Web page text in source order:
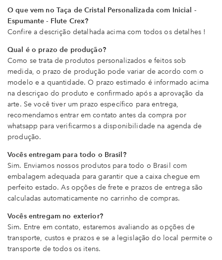
O que vem no Taça de Cristal Personalizada com Inicial -
Espumante - Flute Crex?
Confire a descrição detalhada acima com todos os detalhes !
Qual é o prazo de produção?
Como se trata de produtos personalizados e feitos sob
medida, o prazo de produção pode variar de acordo com o
modelo e a quantidade. O prazo estimado é informado acima
na descriçao do produto e confirmado após a aprovação da
arte. Se você tiver um prazo específico para entrega,
recomendamos entrar em contato antes da compra por
whatsapp para verificarmos a disponibilidade na agenda de
produção.
Vocês entregam para todo o Brasil?
Sim. Enviamos nossos produtos para todo o Brasil com
embalagem adequada para garantir que a caixa chegue em
perfeito estado. As opções de frete e prazos de entrega são
calculadas automaticamente no carrinho de compras.
Vocês entregam no exterior?
Sim. Entre em contato, estaremos avaliando as opções de
transporte, custos e prazos e se a legislação do local permite o
transporte de todos os itens.